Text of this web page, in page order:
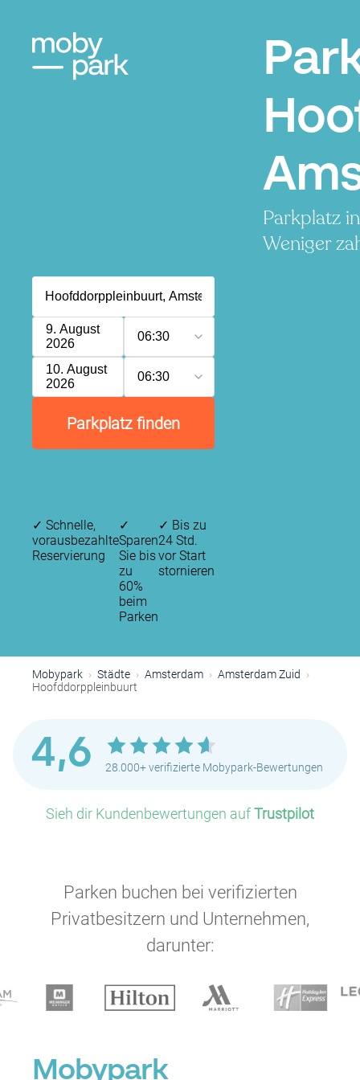
Parkplatz
Weniger
9. August
2026
06:30
10. August
2026
06:30
Parkplatz finden
✓ Schnelle,
vorausbezahlte
Reservierung
✓
Sparen
Sie bis
zu
60%
beim
Parken
✓ Bis zu
24 Std.
vor Start
stornieren
Mobypark Städte Amsterdam
Amsterdam Zuid
Hoofddorppleinbuurt
4,6 28.000+ verifizierte Mobypark-Bewertungen
Sieh dir Kundenbewertungen aufTrustpilot
Parken buchen bei verifizierten
Privatbesitzern und Unternehmen,
darunter:
Mobypark
PP
P
P
P
P
P
P
P